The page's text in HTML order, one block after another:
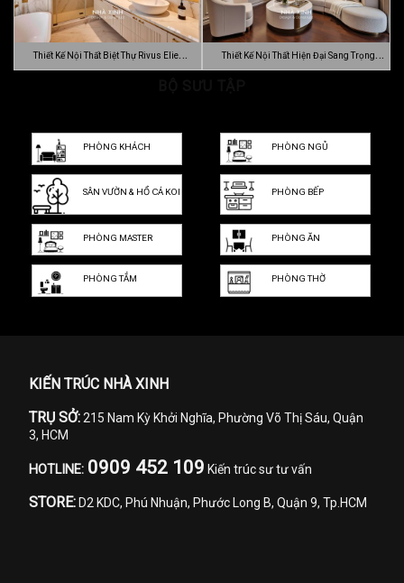
Thiết Kế Nội Thất Biệt Thự Rivus Elie Thiết Kế Nội Thất Hiện Đại Sang Trọng
PHÒNG KHÁCH PHÒNG NGỦ
SÂN VƯỜN & HỒ CÁ KOI PHÒNG BẾP
PHÒNG MASTER PHÒNG ĂN
PHÒNG TẮM PHÒNG THỜ
KIẾN TRÚC NHÀ XINH
TRỤ SỞ: 215 Nam Kỳ Khởi Nghĩa, Phường Võ Thị Sáu, Quận
3, HCM
HOTLINE: 0909 452 109 Kiến trúc sư tư vấn
STORE: D2 KDC, Phú Nhuận, Phước Long B, Quận 9, Tp.HCM